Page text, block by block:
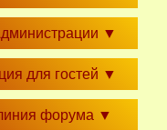
▼
для гостей ▼
форума ▼